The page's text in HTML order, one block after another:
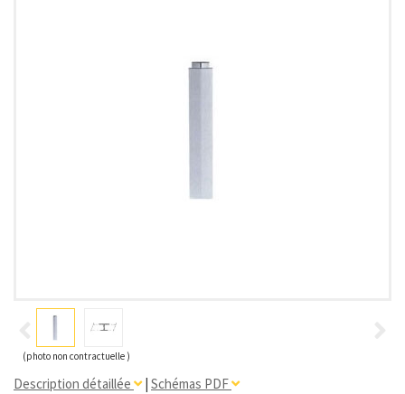
Description détaillée | Schémas PDF
(photo non contractuelle )